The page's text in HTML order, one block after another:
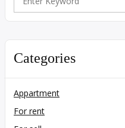
Search
Categories
Appartment
For rent